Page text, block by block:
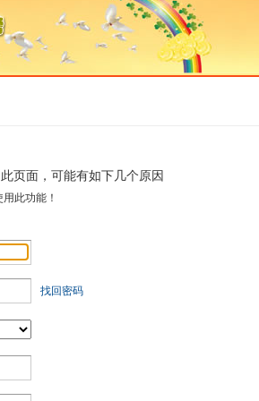
页面，可能有如下几个原因
此功能！
找回密码